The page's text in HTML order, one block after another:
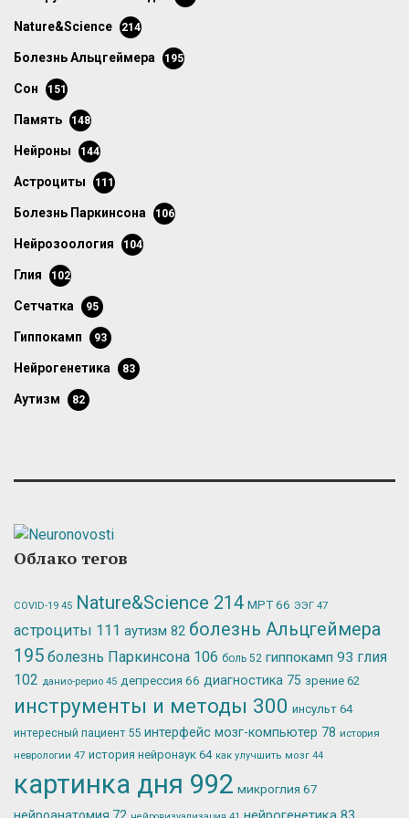
Nature&Science 214
болезнь Альцгеймера 195
сон 151
память 148
нейроны 144
астроциты 111
болезнь Паркинсона 106
нейрозоология 104
глия 102
сетчатка 95
гиппокамп 93
нейрогенетика 83
аутизм 82
Облако тегов
COVID-19 45 Nature&Science 214 МРТ66 ЭЭГ 47
астроциты 111 аутизм 82 болезнь Альцгеймера
195 болезнь Паркинсона 106 боль 52 гиппокамп 93 глия
102 данио-рерио 45 депрессия 66 диагностика 75 зрение 62
инструменты и методы 300 инсульт 64
интересный пациент 55 интерфейс мозг-компьютер 78 история
неврологии 47 история нейронаук 64 как улучшить мозг 44
картинка дня 992 микроглия 67
нейроанатомия 72